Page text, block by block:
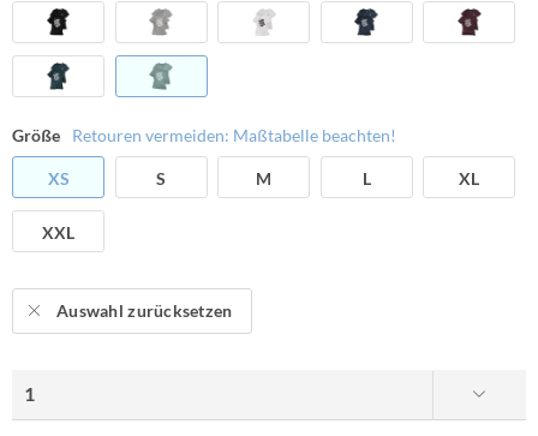
Größe Retouren vermeiden: Maßtabelle beachten!
XS S M L XL
XXL
Auswahl zurücksetzen